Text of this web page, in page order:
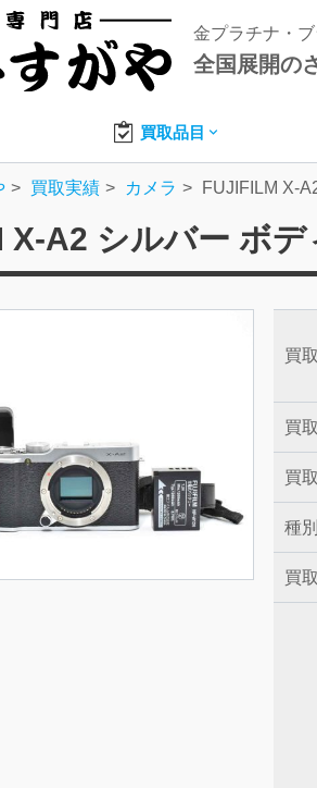
金プラチナ・
全国展開の
買取品目
買取実績 カメラ FUJIFILM X-
X-A2 シルバー ボ
買
買
買
種別
買